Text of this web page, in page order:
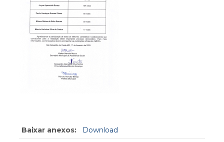
Baixar anexos: Download